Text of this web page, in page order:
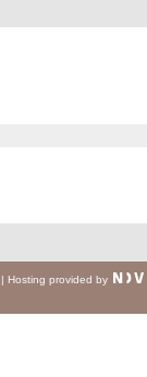
| Hosting provided by